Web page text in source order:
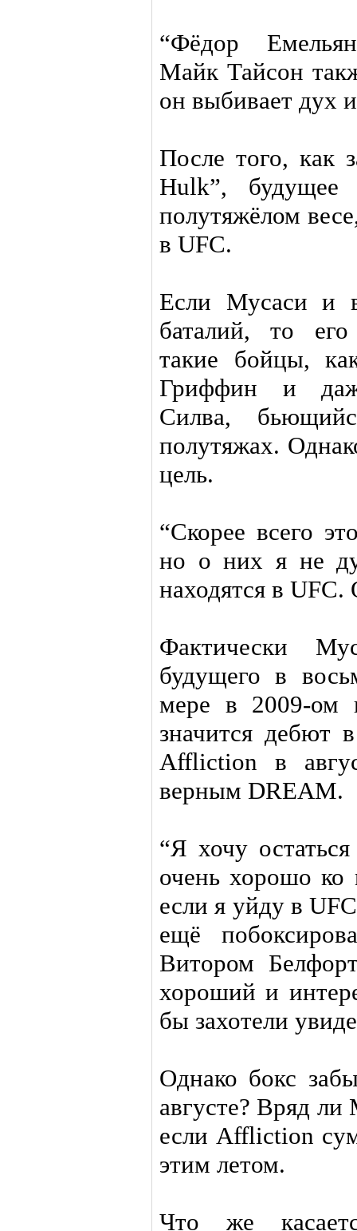
“Фёдор
Майк Тайсон
он выбивает дух
После того, как
Hulk”,
полутяжёлом
в UFC.
Если Мусаси и
баталий, то его
такие бойцы,
Гриффин и
Силва,
полутяжах.
цель.
“Скорее всего
но о них я не
находятся в
Фактически
будущего в
мере в 2009-ом
значится
Affliction в
верным DREAM.
“Я хочу
очень хорошо ко
если я уйду в
ещё
Витором
хороший и
бы захотели
Однако бокс
августе? Вряд ли
если Affliction
этим летом.
Что же